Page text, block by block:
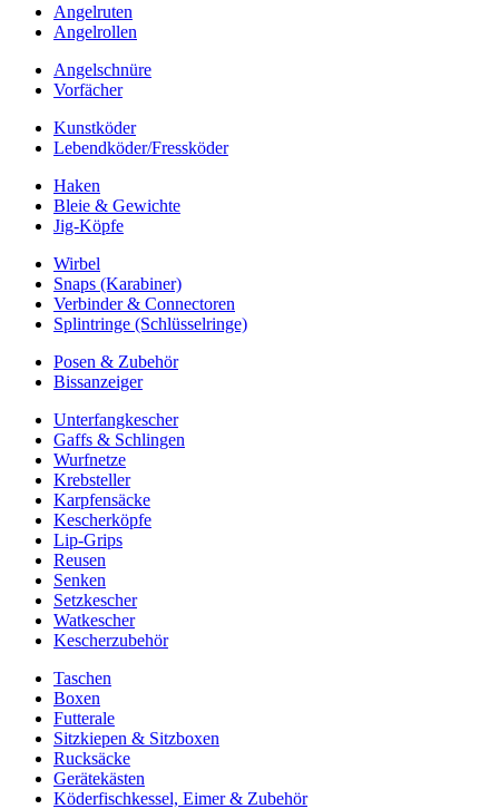
Angelruten
Angelrollen
Angelschnüre
Vorfächer
Kunstköder
Lebendköder/Fressköder
Haken
Bleie & Gewichte
Jig-Köpfe
Wirbel
Snaps (Karabiner)
Verbinder & Connectoren
Splintringe (Schlüsselringe)
Posen & Zubehör
Bissanzeiger
Unterfangkescher
Gaffs & Schlingen
Wurfnetze
Krebsteller
Karpfensäcke
Kescherköpfe
Lip-Grips
Reusen
Senken
Setzkescher
Watkescher
Kescherzubehör
Taschen
Boxen
Futterale
Sitzkiepen & Sitzboxen
Rucksäcke
Gerätekästen
Köderfischkessel, Eimer & Zubehör